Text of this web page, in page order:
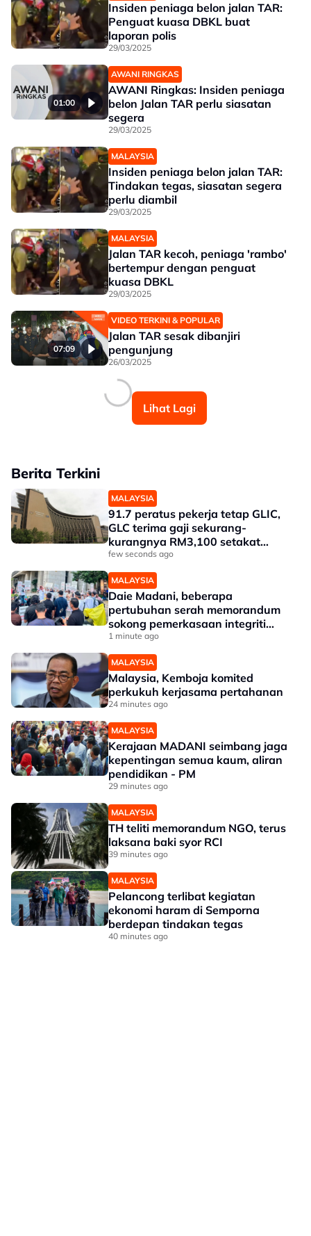
Insiden peniaga belon jalan TAR:
Penguat kuasa DBKL buat
laporan polis
29/03/2025
01:00
AWANI RINGKAS
AWANI Ringkas: Insiden peniaga
belon Jalan TAR perlu siasatan
segera
29/03/2025
MALAYSIA
Insiden peniaga belon jalan TAR:
Tindakan tegas, siasatan segera
perlu diambil
29/03/2025
MALAYSIA
Jalan TAR kecoh, peniaga 'rambo'
bertempur dengan penguat
kuasa DBKL
29/03/2025
07:09
VIDEO TERKINI & POPULAR
Jalan TAR sesak dibanjiri
pengunjung
26/03/2025
Lihat Lagi
Berita Terkini
MALAYSIA
91.7 peratus pekerja tetap GLIC,
GLC terima gaji sekurang-
kurangnya RM3,100 setakat
akhir 2025
few seconds ago
MALAYSIA
Daie Madani, beberapa
pertubuhan serah memorandum
sokong pemerkasaan integriti
Tabung Haji
1 minute ago
MALAYSIA
Malaysia, Kemboja komited
perkukuh kerjasama pertahanan
24 minutes ago
MALAYSIA
Kerajaan MADANI seimbang jaga
kepentingan semua kaum, aliran
pendidikan - PM
29 minutes ago
MALAYSIA
TH teliti memorandum NGO, terus
laksana baki syor RCI
39 minutes ago
MALAYSIA
Pelancong terlibat kegiatan
ekonomi haram di Semporna
berdepan tindakan tegas
40 minutes ago